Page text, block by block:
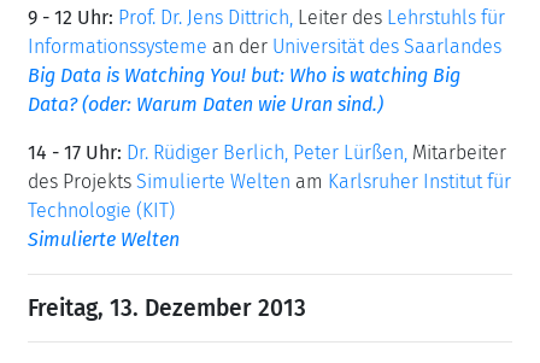
9 - 12 Uhr: Prof. Dr. Jens Dittrich, Leiter des Lehrstuhls für
Informationssysteme an der Universität des Saarlandes
Big Data is Watching You! but: Who is watching Big
Data? (oder: Warum Daten wie Uran sind.)
14 - 17 Uhr: Dr. Rüdiger Berlich, Peter Lürßen, Mitarbeiter
des Projekts Simulierte Welten am Karlsruher Institut für
Technologie (KIT)
Simulierte Welten
Freitag, 13. Dezember 2013